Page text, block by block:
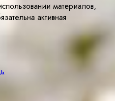
материалов,
активная